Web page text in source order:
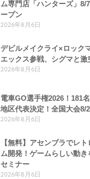
ム専門店「ハンターズ」8/
ープン
2026年8月6日
デビルメイクライ×ロック
エックス参戦、シグマと激
2026年8月6日
電車GO選手権2026！181名
地区代表決定！全国大会8/
2026年8月6日
【無料】アセンブラでレト
ム開発！ゲームらしい動き
セミナー
2026年8月6日